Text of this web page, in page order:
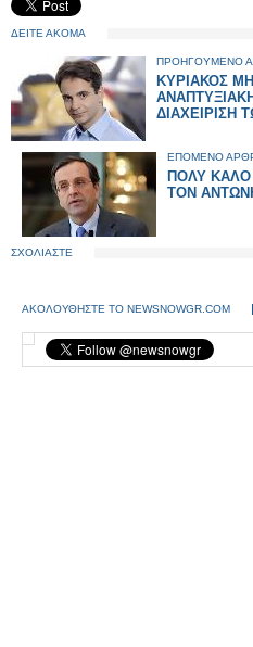
ΔΕΙΤΕ ΑΚΟΜΑ
ΠΡΟΗΓΟΥΜΕΝΟ
KYΡΙΑΚΟΣ
ΔΙΑΧΕΙΡΙΣΗ
ΕΠΟΜΕΝΟ
ΠΟΛΥ ΚΑΛΟ
ΤΟΝ
ΣΧΟΛΙΑΣΤΕ
ΑΚΟΛΟΥΘΗΣΤΕ ΤΟ NEWSNOWGR.COM